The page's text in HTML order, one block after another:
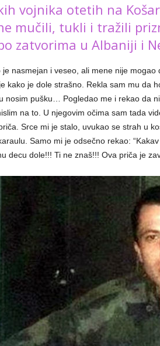
vojnika otetih na
mučili, tukli i tražili
zatvorima u Albaniji i
nasmejan i veseo, ali mene nije mogao
kako je dole strašno. Rekla sam mu da
nosim pušku… Pogledao me i rekao da
na to. U njegovim očima sam tada
Srce mi je stalo, uvukao se strah u
Samo mi je odsečno rekao:
decu dole!!! Ti ne znaš!!! Ova priča je